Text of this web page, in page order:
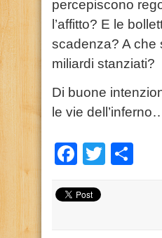
percepiscono
l’affitto? E le
scadenza? A che
miliardi stanziati?
Di buone
le vie
Twitter